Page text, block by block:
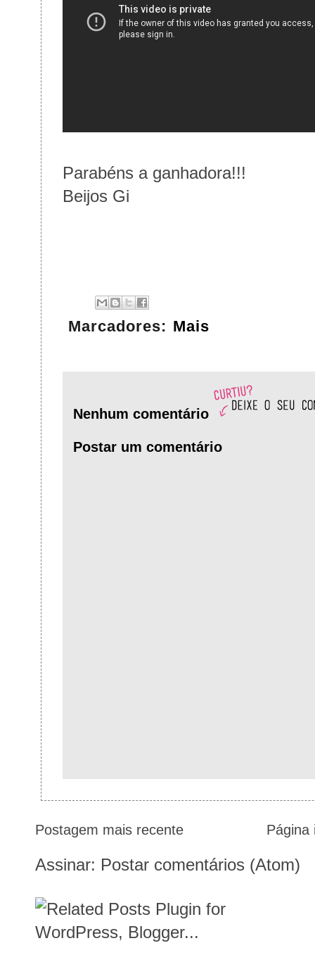
Parabéns a ganhadora!!!
Beijos Gi
Marcadores: Mais
Nenhum comentário
Postar um comentário
Postagem mais recente Página
Assinar: Postar comentários (Atom)